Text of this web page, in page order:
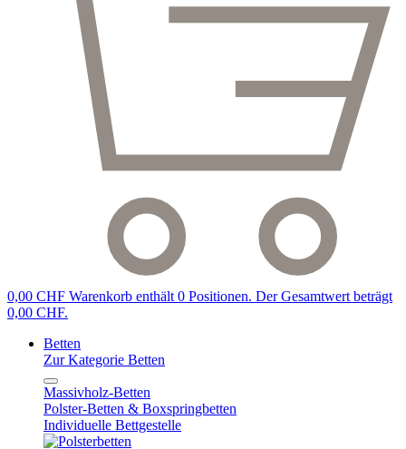
0,00 CHF Warenkorb enthält 0 Positionen. Der Gesamtwert beträgt
0,00 CHF.
Betten
Zur Kategorie Betten
Massivholz-Betten
Polster-Betten & Boxspringbetten
Individuelle Bettgestelle